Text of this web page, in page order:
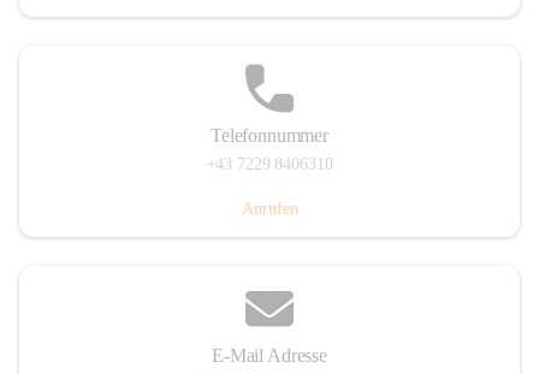
Telefonnummer
+43 7229 8406310
Anrufen
E-Mail Adresse